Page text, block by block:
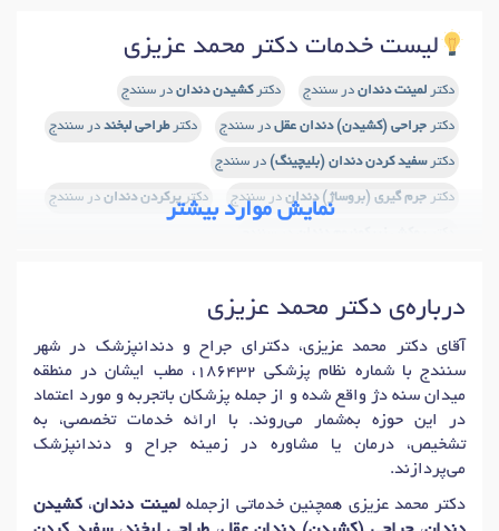
لیست خدمات دکتر محمد عزیزی
دکتر لمینت دندان در سنندج دکترکشیدن دندان در سنندج
دکتر جراحی (کشیدن) دندان عقل در سنندج دکترطراحی لبخند در سنندج
دکترسفید کردن دندان (بلیچینگ) در سنندج
دکتر جرم گیری (بروساژ) دندان در سنندج دکترپرکردن دندان در سنندج
دکترکامپوزیت دندان (ونیر) در سنندج دکتر
دکتر ایمپلنت دندان در سنندج
نمایش موارد بیشتر
درباره‌ی دکتر محمد عزیزی
آقای دکتر محمد عزیزی، دکترای جراح و دندانپزشک در شهر
سنندج با شماره نظام پزشکی 186432، مطب ایشان در منطقه
میدان سنه دژ واقع شده و از جمله پزشکان باتجربه و مورد اعتماد
در این حوزه به‌شمار می‌روند. با ارائه خدمات تخصصی، به
تشخیص، درمان یا مشاوره در زمینه جراح و دندانپزشک
می‌پردازند.
دکتر محمد عزیزی همچنین خدماتی ازجملهلمینت دندان، کشیدن